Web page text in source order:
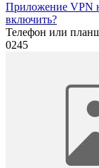
Приложение VPN
включить?
Телефон или
0245